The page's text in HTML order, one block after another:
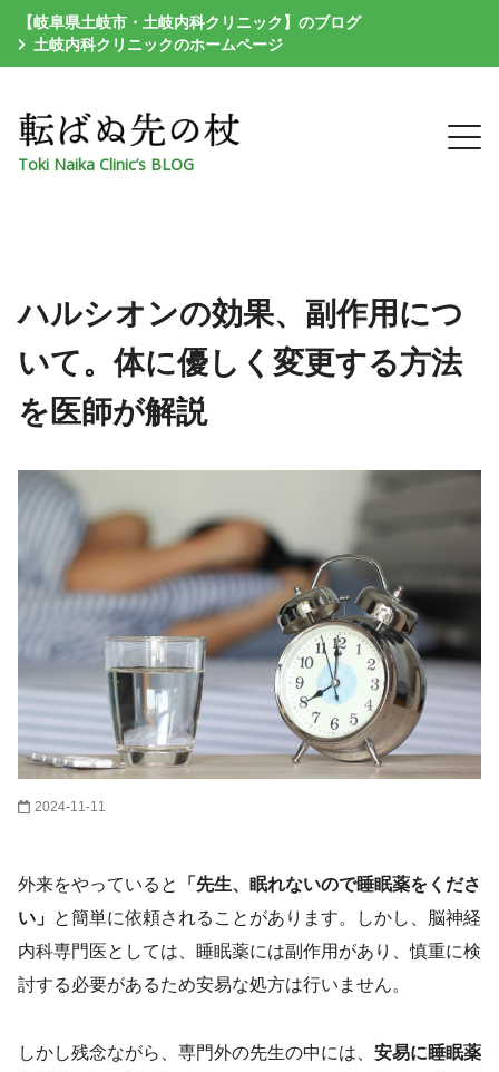
【岐阜県土岐市・土岐内科クリニック】のブログ
土岐内科クリニックのホームページ
Toki Naika Clinic’s BLOG
ハルシオンの効果、副作用につ
いて。体に優しく変更する方法
を医師が解説
2024-11-11
外来をやっていると
「先生、眠れないので睡眠薬をくださ
い」 と簡単に依頼されることがあります。しかし、脳神経
内科専門医としては、睡眠薬には副作用があり、慎重に検
討する必要があるため安易な処方は行いません。
しかし残念ながら、専門外の先生の中には、 安易に睡眠薬